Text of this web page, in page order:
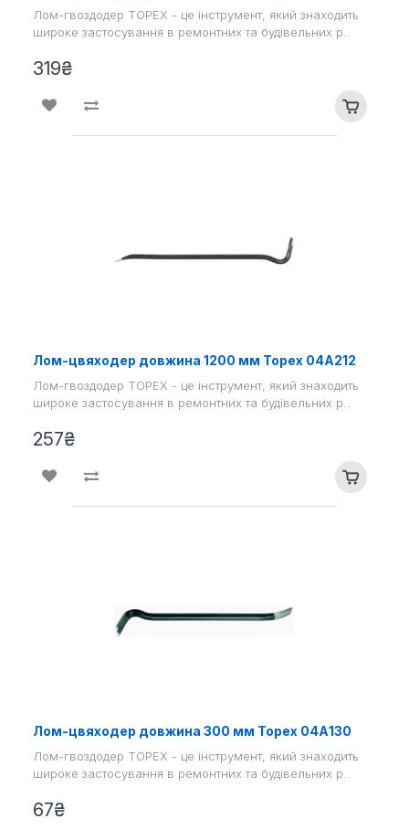
Лом-гвоздодер TOPEX - це інструмент, який знаходить
широке застосування в ремонтних та будівельних р..
319₴
Лом-цвяходер довжина 1200 мм Topex 04А212
Лом-гвоздодер TOPEX - це інструмент, який знаходить
широке застосування в ремонтних та будівельних р..
257₴
Лом-цвяходер довжина 300 мм Topex 04А130
Лом-гвоздодер TOPEX - це інструмент, який знаходить
широке застосування в ремонтних та будівельних р..
67₴